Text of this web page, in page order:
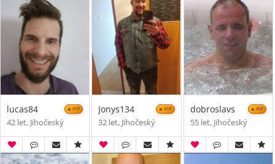
lucas84 VIP
42 let, Jihočeský
Jonys134 VIP
32 let, Jihočeský
dobroslavs VIP
55 let, Jihočeský